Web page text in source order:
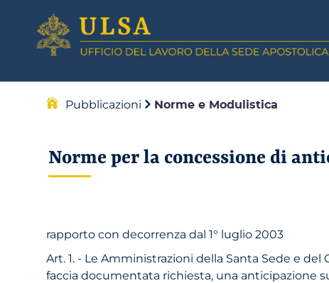
Pubblicazioni Norme e Modulistica
Norme per la concessione di
rapporto con decorrenza dal 1° luglio 2003
Art. 1. - Le Amministrazioni della Santa Sede e
faccia documentata richiesta, una anticipazione